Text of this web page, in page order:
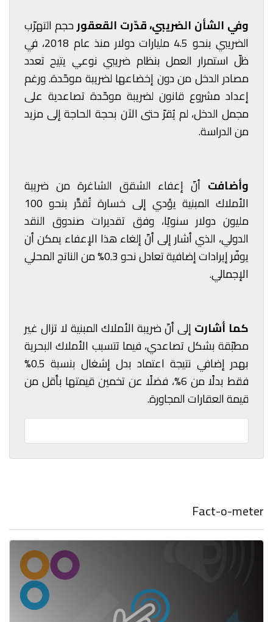
وفي الشأن الضريبي، قدّرت القعقورحجم التهرّب
الضريبي بنحو 4.5 مليارات دولار منذ عام 2018، في
ظلّ استمرار العمل بنظام ضريبي نوعي يتيح تعدد
مصادر الدخل من دون إخضاعها لضريبة موحّدة. ورغم
إعداد مشروع قانون لضريبة موحّدة تصاعدية على
مجمل الدخل، لم يُقرّ حتى الآن بحجة الحاجة إلى مزيد
من الدراسة.
وأضافت أنّ إعفاء الشقق الشاغرة من ضريبة
الأملاك المبنية يؤدي إلى خسارة تُقدَّر بنحو 100
مليون دولار سنويًا، وفق تقديرات صندوق النقد
الدولي، الذي أشار إلى أنّ إلغاء هذا الإعفاء يمكن أن
يوفّر إيرادات إضافية تعادل نحو 0.3% من الناتج المحلي
الإجمالي.
كما أشارت إلى أنّ ضريبة الأملاك المبنية لا تزال غير
مطبّقة بشكل تصاعدي، فيما تتسبب الأملاك البحرية
بهدر إضافي نتيجة اعتماد بدل إشغال بنسبة 0.5%
فقط بدلًا من 6%، فضلًا عن تخمين قيمتها بأقل من
قيمة العقارات المجاورة.
Fact-o-meter